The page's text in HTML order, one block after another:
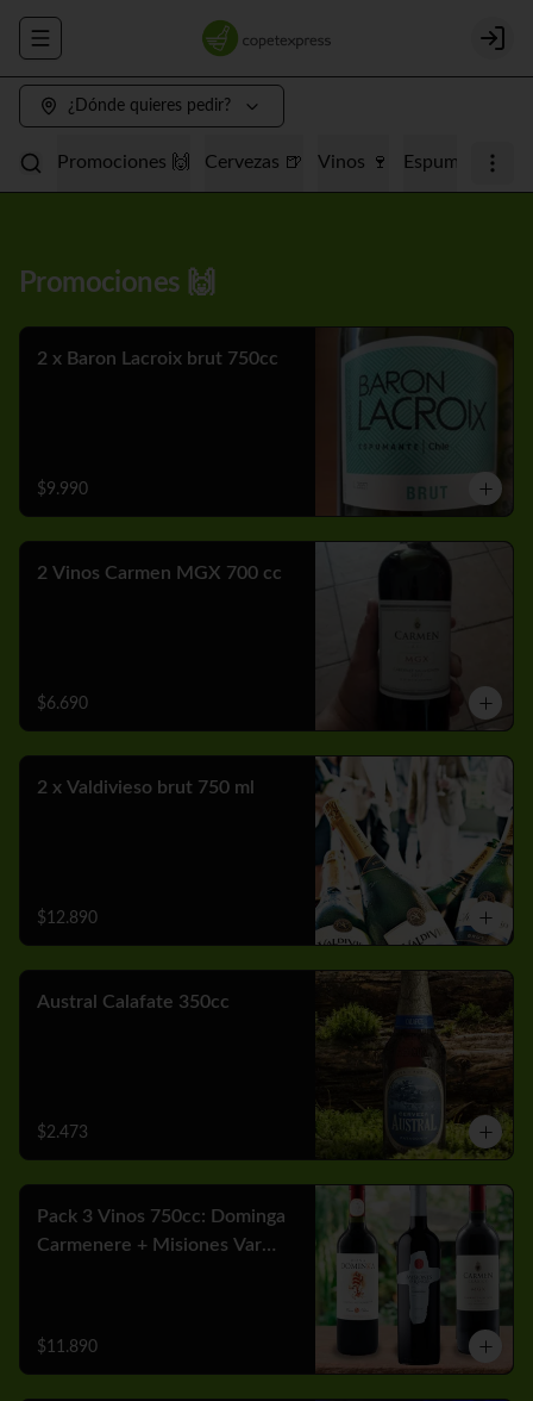
Abrir menu de navegación Login
¿Dónde quieres pedir?
Promociones 🙌 Cervezas 🍺 Vinos 🍷 Espumantes 🥂
Promociones 🙌
2 x Baron Lacroix brut 750cc
$9.990
2 Vinos Carmen MGX 700 cc
$6.690
2 x Valdivieso brut 750 ml
$12.890
Austral Calafate 350cc
$2.473
Pack 3 Vinos 750cc: Dominga
Carmenere + Misiones Var
$11.890